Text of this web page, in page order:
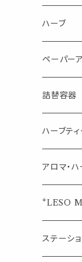
体感-4℃ !?
シングル
ブレンド
キャリアオ
エッセンシ
ディフュ
ハーブ
サシェ・香
ハーブティ
シングル
ブレンド
キャンディ
ペーパー
シーリング
ペーパーク
ウェルカ
席札クリ
プチギフト
詰替容器
ロールオン
スプレー
スポイト
精油用ボ
ハーブティ
ブレンド
ジュエル オ
美人さんの
シングル
アロマ・
エッセン
シングル
クラフト器
*LESO
ステーシ